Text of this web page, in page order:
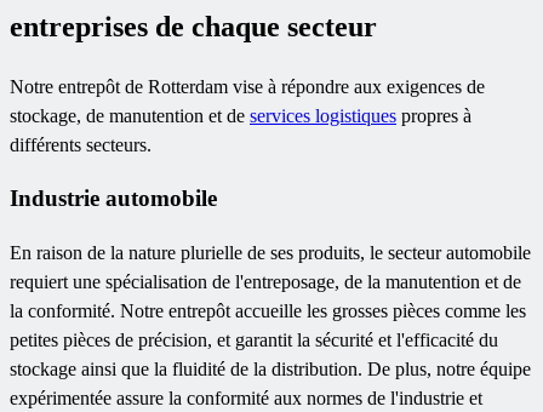
entreprises de chaque secteur
Notre entrepôt de Rotterdam vise à répondre aux exigences de
stockage, de manutention et de services logistiques propres à
différents secteurs.
Industrie automobile
En raison de la nature plurielle de ses produits, le secteur automobile
requiert une spécialisation de l'entreposage, de la manutention et de
la conformité. Notre entrepôt accueille les grosses pièces comme les
petites pièces de précision, et garantit la sécurité et l'efficacité du
stockage ainsi que la fluidité de la distribution. De plus, notre équipe
expérimentée assure la conformité aux normes de l'industrie et